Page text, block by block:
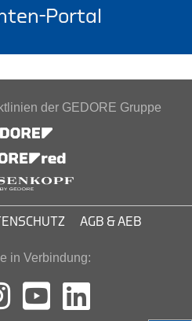
Portal
der GEDORE Gruppe
AGB & AEB
in Verbindung: